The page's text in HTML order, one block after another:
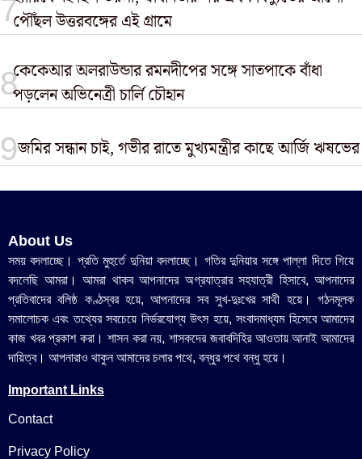
পৌঁছল উত্তরবঙ্গের এই গ্রামে
কেকেআর অলরাউন্ডার রমনদীপের সঙ্গে সাতপাকে বাঁধা
পড়লেন অভিনেত্রী চার্লি চৌহান
জমির সন্ধান চাই, গভীর রাতে মুখ্যমন্ত্রীর কাছে আর্জি ঋষভের
About Us
সময় বদলাচ্ছে। প্রতি মুহুর্তে দুনিয়া বদলাচ্ছে। গতির দুনিয়ার সঙ্গে পাল্লা দিতে গিয়ে
বদলেছি আমরা। আমরা থাকব আপনাদের অগ্রযাত্রার সহযাত্রী হিসাবে, আপনাদের
প্রতিবাদের বলিষ্ঠ কণ্ঠস্বর হয়ে, আপনাদের সব সুখ-দুঃখের সাথী হয়ে। গঠনমূলক
সমালোচক এবং তথ্যের সবচেয়ে নির্ভরযোগ্য উ‍ৎস হয়ে, সংবাদমাধ্যম হিসেবে আমাদের
কাজ খবর প্রকাশ করা। শাসন করা নয়, শাসকদের জবাবদিহির আওতায় আনাই আমাদের
দায়িত্ব। আপনারাও থাকুন আমাদের চলার পথে, বন্ধুর পথে বন্ধু হয়ে।
Important Links
Contact
Privacy Policy